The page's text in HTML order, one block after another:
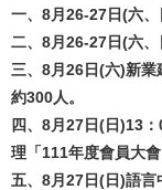
一、8月26-27日(六、
二、8月26-27日(六、
三、8月26日(六)新
約300人。
四、8月27日(日)13
理「111年度會員大
五、8月27日(日)語言